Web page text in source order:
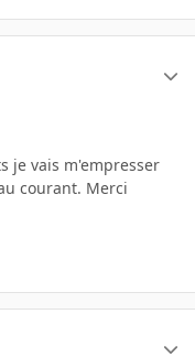
je vais m'empresser
courant. Merci